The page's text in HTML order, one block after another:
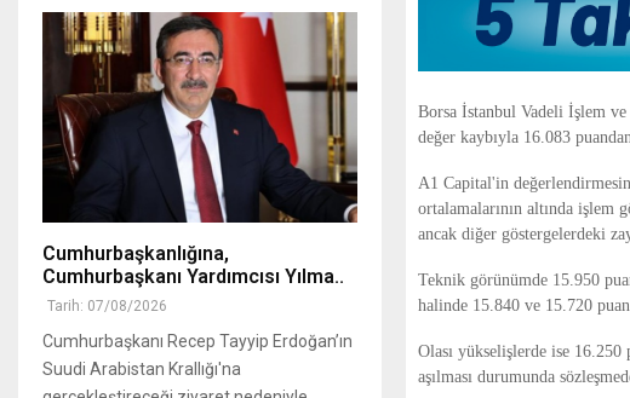
Borsa İstanbul Vadeli İşlem
değer kaybıyla 16.083
A1 Capital'in
ortalamalarının altında işlem
ancak diğer göstergelerdeki
Teknik görünümde 15.950
halinde 15.840 ve 15.720
Olası yükselişlerde ise
aşılması durumunda
Cumhurbaşkanlığına,
Cumhurbaşkanı Yardımcısı Yılma..
Tarih: 07/08/2026
Cumhurbaşkanı Recep Tayyip Erdoğan’ın
Suudi Arabistan Krallığı'na